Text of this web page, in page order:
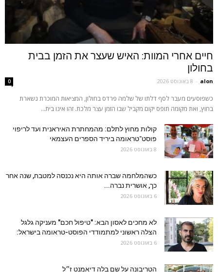
חיים אחרי המוות: האיש שעצר את הזמן בבית
בחולון
alon
- 8 באוגוסט 2026 0
כשפוסעים מעבר לסף דלתו של שלמה פרדס בחולון, המציאות המוכרת נשארת
בחוץ, ואת מקומה תופס יקום מקביל שבו הזמן עצר מלכת. זהו אינו בית...
קולות מחוץ לתלם: מהמחתרת האיראנית ועד לריפוי
פוסט־טראומה ביריד הספרים העצמאי
8 באוגוסט 2026
כשהמלחמה שברה אותה היא נכנסה למטבח, שנה אחר
כך, אושרית נברה...
6 באוגוסט 2026
לא מחכים לאסון הבא: "טיפול חכם" מעניקה גלגל
הצלה ראשוני למתמודדי הפוסט-טראומה בישראל:
6 באוגוסט 2026
הטריבונה על שם בלה דיאמנט ז״ל